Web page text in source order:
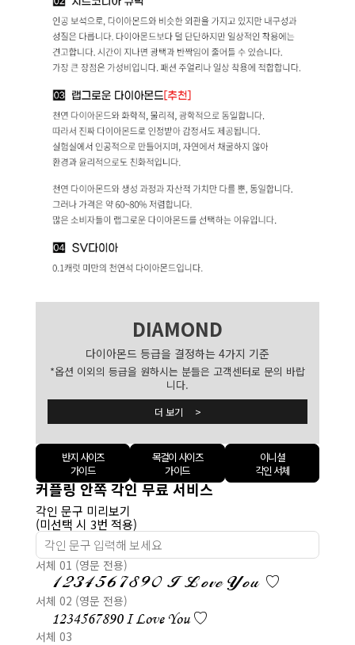
DIAMOND
다이아몬드 등급을 결정하는 4가지 기준
*옵션 이외의 등급을 원하시는 분들은 고객센터로 문의 바랍
니다.
더 보기 >
반지 사이즈
가이드
목걸이 사이즈
가이드
이니셜
각인 서체
커플링 안쪽 각인 무료 서비스
각인 문구 미리보기
(미선택 시 3번 적용)
서체 01 (영문 전용)
1234567890 I Love You ♡
서체 02 (영문 전용)
1234567890 I Love You ♡
서체 03